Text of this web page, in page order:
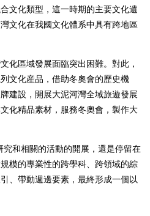
文化類型，這一時期的主要文化遺
文化在我國文化體系中具有跨地區
區域發展面臨突出困難。對此，
文化産品，借助冬奧會的歷史機
建設，開展大泥河灣全域旅遊發展
化精品素材，服務冬奧會，製作大
和相關的活動的開展，還是停留在
模的專業性的跨學科、跨領域的綜
、帶動週邊要素，最終形成一個以